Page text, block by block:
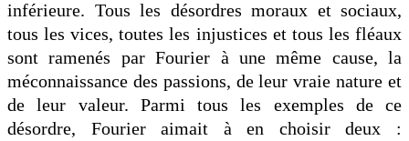
inférieure. Tous les désordres moraux et sociaux,
tous les vices, toutes les injustices et tous les fléaux
sont ramenés par Fourier à une même cause, la
méconnaissance des passions, de leur vraie nature et
de leur valeur. Parmi tous les exemples de ce
désordre, Fourier aimait à en choisir deux :